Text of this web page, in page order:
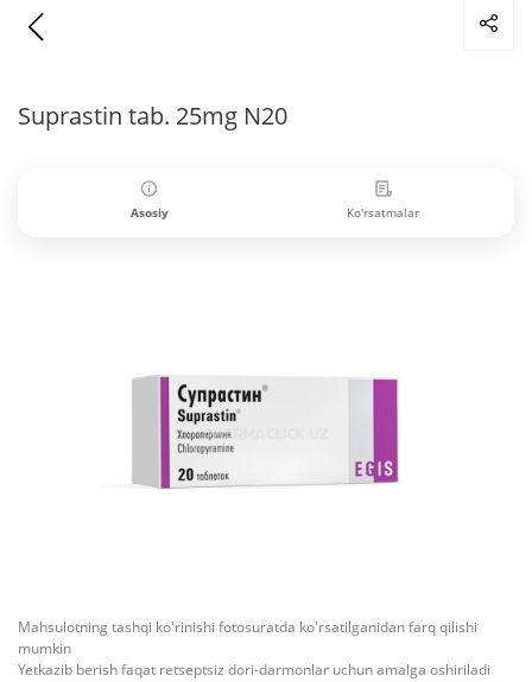
Suprastin tab. 25mg N20
Asosiy Ko'rsatmalar
Mahsulotning tashqi ko'rinishi fotosuratda ko'rsatilganidan farq qilishi
mumkin
Yetkazib berish faqat retseptsiz dori-darmonlar uchun amalga oshiriladi